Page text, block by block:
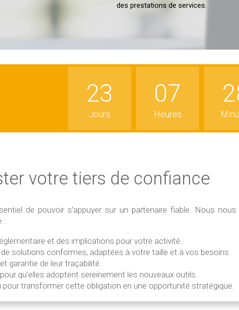
des prestations de services.
23
Jours
07
Heures
votre tiers de confiance
de pouvoir s’appuyer sur un partenaire fiable. Nous
:
et des implications pour votre activité.
solutions conformes, adaptées à votre taille et à vos besoins.
garantie de leur traçabilité.
qu’elles adoptent sereinement les nouveaux outils.
transformer cette obligation en une opportunité stratégique.